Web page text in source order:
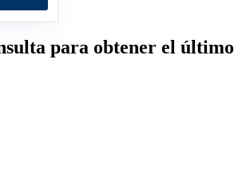
para obtener el último